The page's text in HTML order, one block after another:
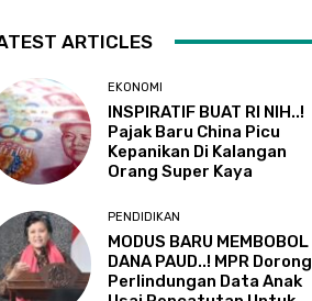
ARTICLES
EKONOMI
INSPIRATIF BUAT RI NIH..!
Pajak Baru China Picu
Kepanikan Di Kalangan
Orang Super Kaya
PENDIDIKAN
MODUS BARU MEMBOBOL
DANA PAUD..! MPR Dorong
Perlindungan Data Anak